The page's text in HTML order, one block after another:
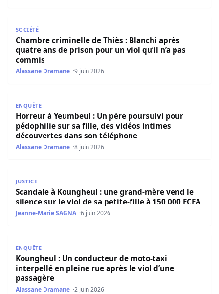
SOCIÉTÉ
Chambre criminelle de Thiès : Blanchi après
quatre ans de prison pour un viol qu’il n’a pas
commis
Alassane Dramane 9 juin 2026
ENQUÊTE
Horreur à Yeumbeul : Un père poursuivi pour
pédophilie sur sa fille, des vidéos intimes
découvertes dans son téléphone
Alassane Dramane 8 juin 2026
JUSTICE
Scandale à Koungheul : une grand-mère vend le
silence sur le viol de sa petite-fille à 150 000 FCFA
Jeanne-Marie SAGNA 6 juin 2026
ENQUÊTE
Koungheul : Un conducteur de moto-taxi
interpellé en pleine rue après le viol d’une
passagère
Alassane Dramane 2 juin 2026